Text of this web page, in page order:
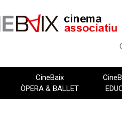
CineBaix
ÒPERA & BALLET